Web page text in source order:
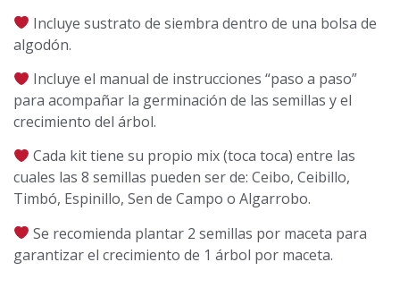
Incluye sustrato de siembra dentro de una bolsa de
algodón.
Incluye el manual de instrucciones “paso a paso”
para acompañar la germinación de las semillas y el
crecimiento del árbol.
Cada kit tiene su propio mix (toca toca) entre las
cuales las 8 semillas pueden ser de: Ceibo, Ceibillo,
Timbó, Espinillo, Sen de Campo o Algarrobo.
Se recomienda plantar 2 semillas por maceta para
garantizar el crecimiento de 1 árbol por maceta.